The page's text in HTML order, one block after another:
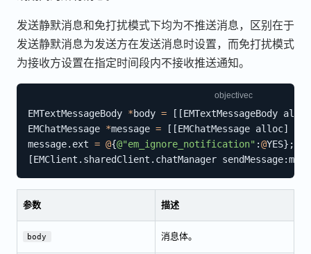
发送静默消息和免打扰模式下均为不推送消息，区别在于
发送静默消息为发送方在发送消息时设置，而免打扰模式
为接收方设置在指定时间段内不接收推送通知。
EMTextMessageBody *body = [ [EMTextMessageBody alloc
EMChatMessage *message = [ [EMChatMessage alloc]
message. ext = @{@"em_ignore_notification" :@YES} ;
[EMClient . sharedClient . chatManager sendMessage:
参数 描述
body 消息体。